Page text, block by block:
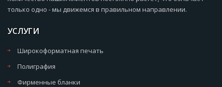
только одно - мы движемся в правильном направлении.
УСЛУГИ
Широкоформатная печать
Полиграфия
Фирменные бланки